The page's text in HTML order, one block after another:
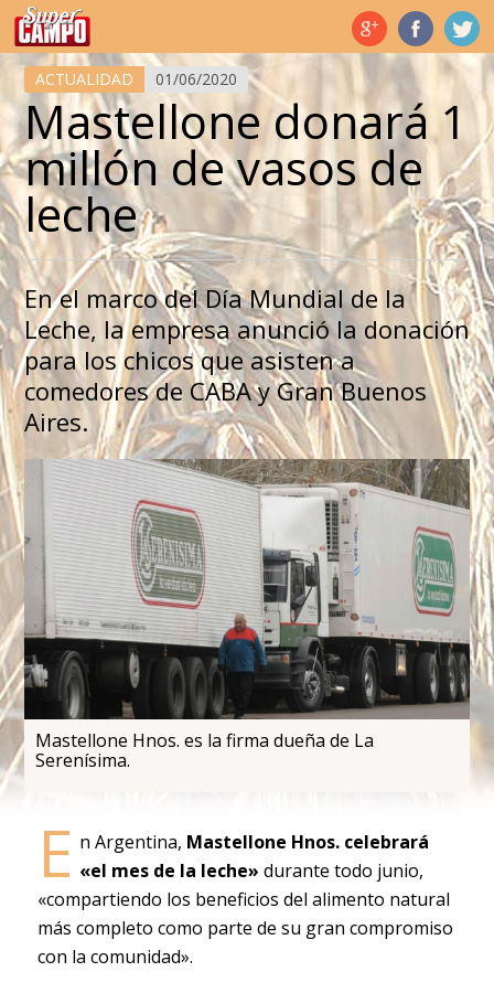
Temas de hoy
ACTUALIDAD 01/06/2020
Mastellone donará 1
millón de vasos de
leche
En el marco del Día Mundial de la
Leche, la empresa anunció la donación
para los chicos que asisten a
comedores de CABA y Gran Buenos
Aires.
Mastellone Hnos. es la firma dueña de La
Serenísima.
E n Argentina, Mastellone Hnos. celebrará
«el mes de la leche» durante todo junio,
«compartiendo los beneficios del alimento natural
más completo como parte de su gran compromiso
con la comunidad».